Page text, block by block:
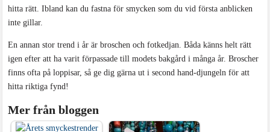
hitta rätt. Ibland kan du fastna för smycken som du vid första anblicken
inte gillar.
En annan stor trend i år är broschen och fotkedjan. Båda känns helt rätt
igen efter att ha varit förpassade till modets bakgård i många år. Broscher
finns ofta på loppisar, så ge dig gärna ut i second hand-djungeln för att
hitta riktiga fynd!
Mer från bloggen